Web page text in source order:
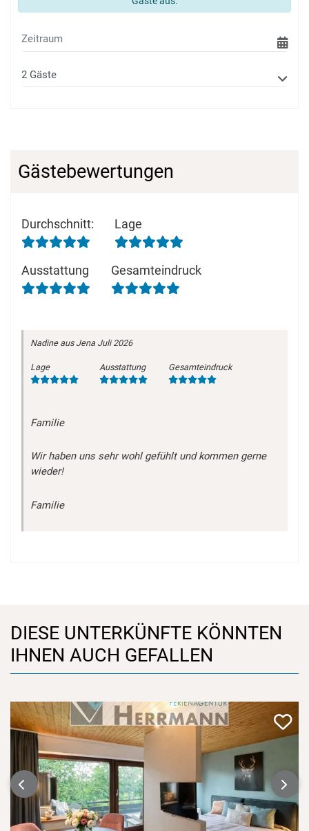
Gästebewertungen
Durchschnitt: Lage
Ausstattung Gesamteindruck
Nadineaus Jena Juli 2026
Lage Ausstattung Gesamteindruck
Familie
Wir haben uns sehr wohl gefühlt und kommen gerne
wieder!
Familie
DIESE UNTERKÜNFTE KÖNNTEN
IHNEN AUCH GEFALLEN
‹ ›